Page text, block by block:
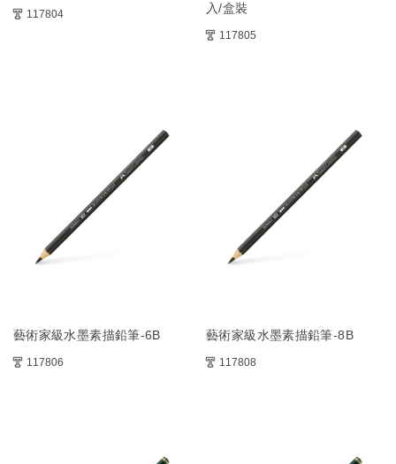
117804
入/盒裝
117805
藝術家級水墨素描鉛筆-6B
117806
藝術家級水墨素描鉛筆-8B
117808